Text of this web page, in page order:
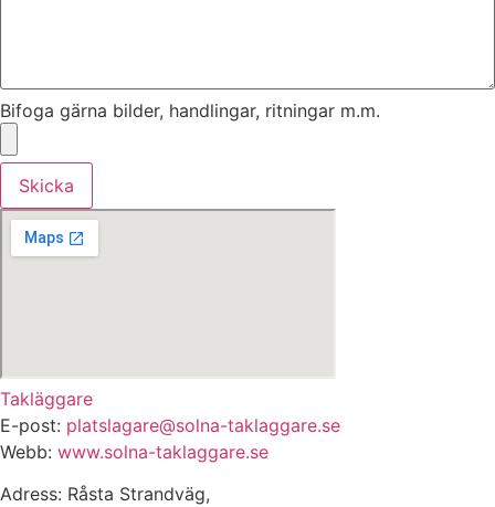
Bifoga gärna bilder, handlingar, ritningar m.m.
Skicka
Takläggare
E-post: platslagare@solna-taklaggare.se
Webb: www.solna-taklaggare.se
Adress: Råsta Strandväg,